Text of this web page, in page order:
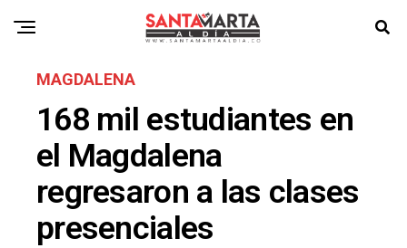
MAGDALENA
168 mil estudiantes en
el Magdalena
regresaron a las clases
presenciales